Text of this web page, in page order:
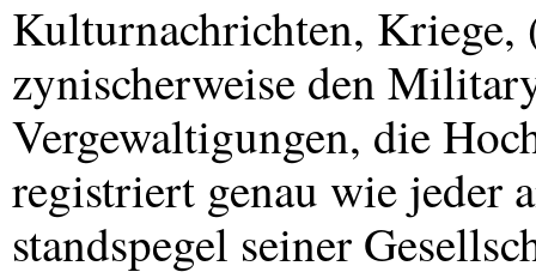
Kulturnachrichten, Kriege,
zynischerweise den
Vergewaltigungen, die
registriert genau wie jeder
standspegel seiner